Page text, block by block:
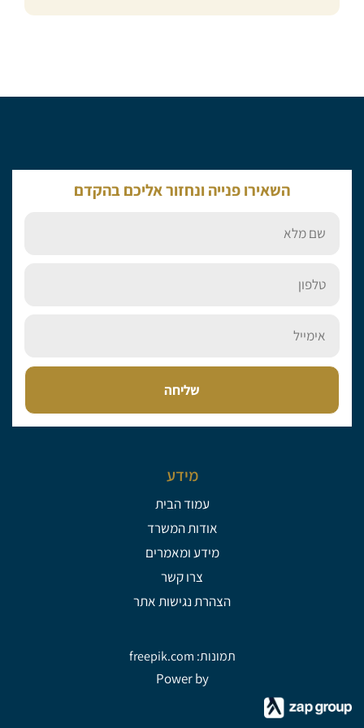
השאירו פנייה ונחזור אליכם בהקדם
שליחה
מידע
עמוד הבית
אודות המשרד
מידע ומאמרים
צרו קשר
הצהרת נגישות אתר
תמונות: freepik.com
Power by